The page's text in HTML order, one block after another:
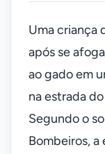
Uma criança
após se
ao gado em
na estrada
Segundo o
Bombeiros,